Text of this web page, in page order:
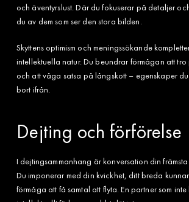
och äventyrslust. Där du fokuserar på detaljer
du av dem som ser den stora bilden.
Skyttens optimism och meningssökande
intellektuella natur. Du beundrar förmågan att
och att våga satsa på långskott – egenskaper
bort ifrån.
Dejting och förförelse
I dejtingsammanhang är konversation din främsta
Du imponerar med din kvickhet, ditt breda
förmåga att få samtal att flyta. En partner som